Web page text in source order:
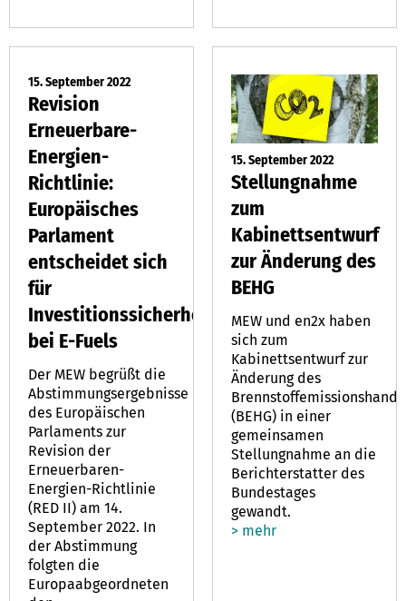
15. September 2022
Revision
Erneuerbare-
Energien-
Richtlinie:
Europäisches
Parlament
entscheidet sich
für
Investitionssicherheit
bei E-Fuels
Der MEW begrüßt die
Abstimmungsergebnisse
des Europäischen
Parlaments zur
Revision der
Erneuerbaren-
Energien-Richtlinie
(RED II) am 14.
September 2022. In
der Abstimmung
folgten die
Europaabgeordneten
15. September 2022
Stellungnahme
zum
Kabinettsentwurf
zur Änderung des
BEHG
MEW und en2x haben
sich zum
Kabinettsentwurf zur
Änderung des
(BEHG) in einer
gemeinsamen
Stellungnahme an die
Berichterstatter des
Bundestages
gewandt.
> mehr